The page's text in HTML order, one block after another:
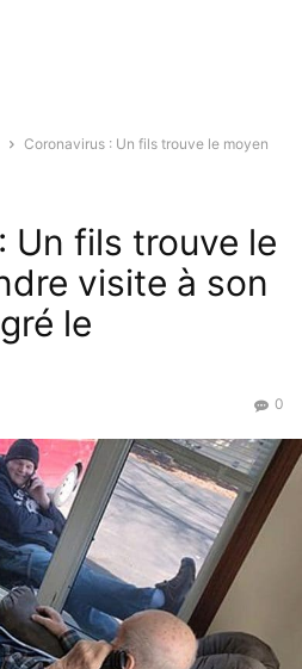
Coronavirus : Un fils trouve le moyen
Un fils trouve le
visite à son
le
0